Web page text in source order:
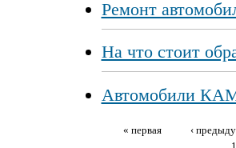
Ремонт
На что стоит
Автомобили
Страницы
« первая
‹